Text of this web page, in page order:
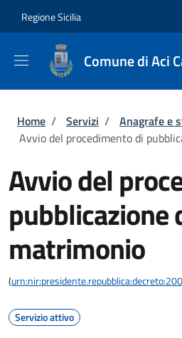
Regione Sicilia
Comune di Aci
Briciole di pane
Home / Servizi / Anagrafe e
Avvio del procedimento di
Avvio del
pubblicazione
matrimonio
(
Servizio attivo